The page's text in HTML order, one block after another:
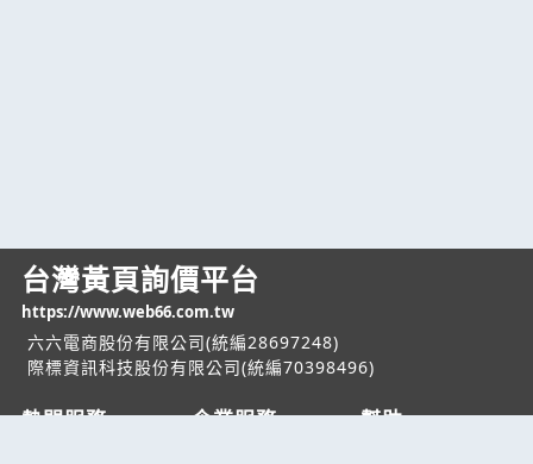
台灣黃頁詢價平台
https://www.web66.com.tw
六六電商股份有限公司(統編28697248)
際標資訊科技股份有限公司(統編70398496)
熱門服務 企業服務 幫助